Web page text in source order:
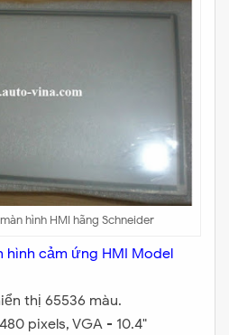
hình HMI hãng Schneider
hình cảm ứng HMI Model
thị 65536 màu.
pixels, VGA - 10.4"